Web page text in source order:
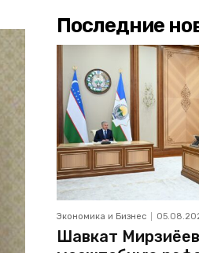
Последние
Экономика и Бизнес
Шавкат